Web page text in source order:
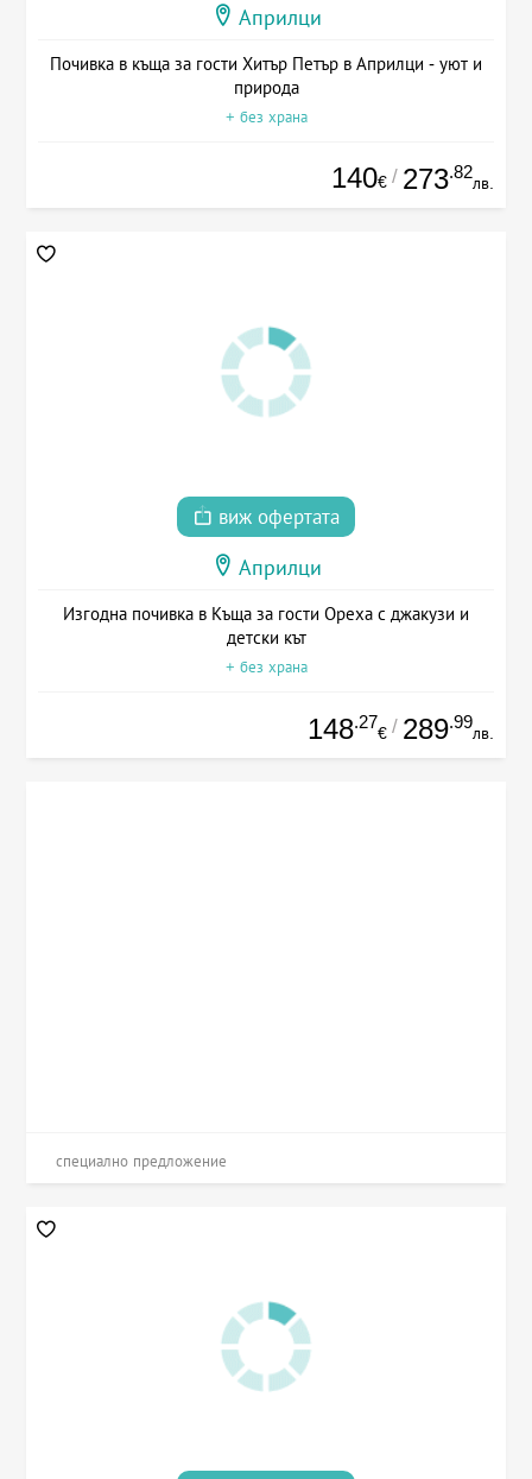
Априлци
Почивка в къща за гости Хитър Петър в Априлци - уют и
природа
+ без храна
140€ / 273.82
лв.
виж офертата
Априлци
Изгодна почивка в Къща за гости Ореха с джакузи и
детски кът
+ без храна
148.27
€ / 289.99
лв.
специално предложение